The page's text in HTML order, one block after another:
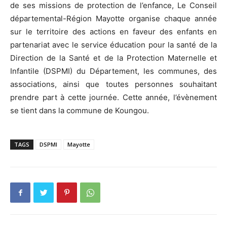
de ses missions de protection de l’enfance, Le Conseil
départemental-Région Mayotte organise chaque année
sur le territoire des actions en faveur des enfants en
partenariat avec le service éducation pour la santé de la
Direction de la Santé et de la Protection Maternelle et
Infantile (DSPMI) du Département, les communes, des
associations, ainsi que toutes personnes souhaitant
prendre part à cette journée. Cette année, l’évènement
se tient dans la commune de Koungou.
TAGS DSPMI Mayotte